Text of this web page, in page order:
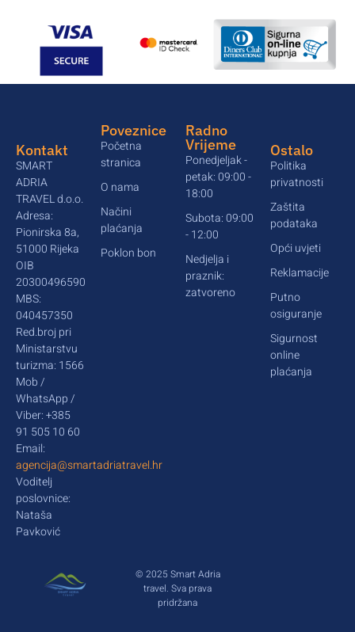
Kontakt
SMART
ADRIA
TRAVEL d.o.o.
Adresa:
Pionirska 8a,
51000 Rijeka
OIB
20300496590
MBS:
040457350
Red.broj pri
Ministarstvu
turizma: 1566
Mob /
WhatsApp /
Viber: +385
91 505 10 60
Email:
agencija@smartadriatravel.hr
Voditelj
poslovnice:
Nataša
Pavković
Poveznice
Početna
stranica
O nama
Načini
plaćanja
Poklon bon
Radno
Vrijeme
Ponedjeljak -
petak: 09:00 -
18:00
Subota: 09:00
- 12:00
Nedjelja i
praznik:
zatvoreno
Ostalo
Politika
privatnosti
Zaštita
podataka
Opći uvjeti
Reklamacije
Putno
osiguranje
Sigurnost
online
plaćanja
© 2025 Smart Adria
travel. Sva prava
pridržana